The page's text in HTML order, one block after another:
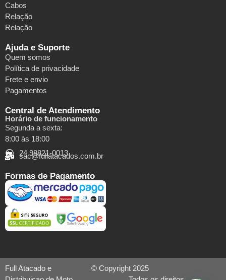
Cabos
Relação
Relação
Ajuda e Suporte
Quem somos
Política de privacidade
Frete e envio
Pagamentos
Central de Atendimento
Horário de funcionamento
Segunda a sexta:
8:00 às 18:00
24 98821-0013
sac@fullatacados.com.br
Formas de Pagamento
Full Atacado e
© Copyright 2025